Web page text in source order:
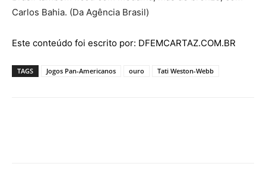
Carlos Bahia. (Da Agência Brasil)
Este conteúdo foi escrito por: DFEMCARTAZ.COM.BR
TAGS Jogos Pan-Americanos ouro Tati Weston-Webb